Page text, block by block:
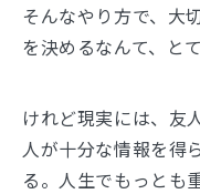
そんなやり方で、大
を決めるなんて、と
けれど現実には、友
人が十分な情報を得
る。人生でもっとも